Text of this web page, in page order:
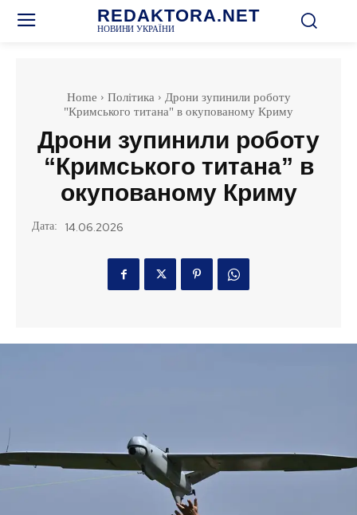
REDAKTORA.NET
НОВИНИ УКРАЇНИ
Home Політика
Дрони зупинили роботу
"Кримського титана" в окупованому Криму
Дрони зупинили роботу
“Кримського титана” в
окупованому Криму
Дата: 14.06.2026